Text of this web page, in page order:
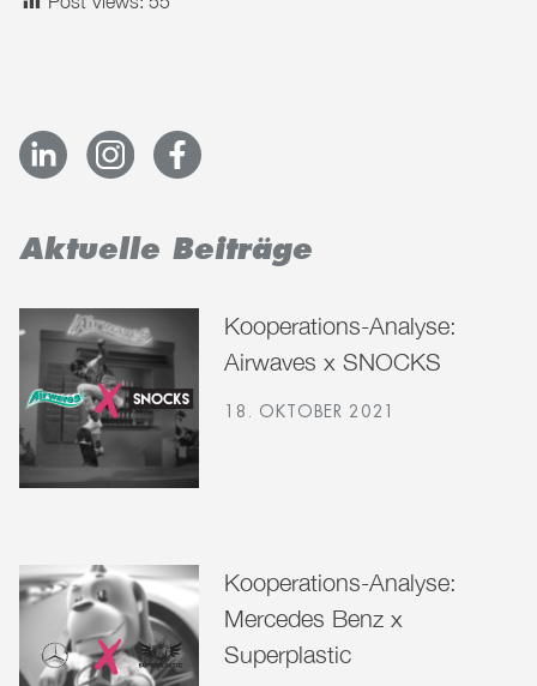
Aktuelle Beiträge
Kooperations-Analyse:
Airwaves x SNOCKS
18. OKTOBER 2021
Kooperations-Analyse:
Mercedes Benz x
Superplastic